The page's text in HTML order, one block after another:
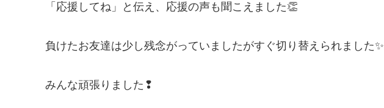
「応援してね」と伝え、応援の声も聞こえました👏
負けたお友達は少し残念がっていましたがすぐ切り替えられました✨
みんな頑張りました❢